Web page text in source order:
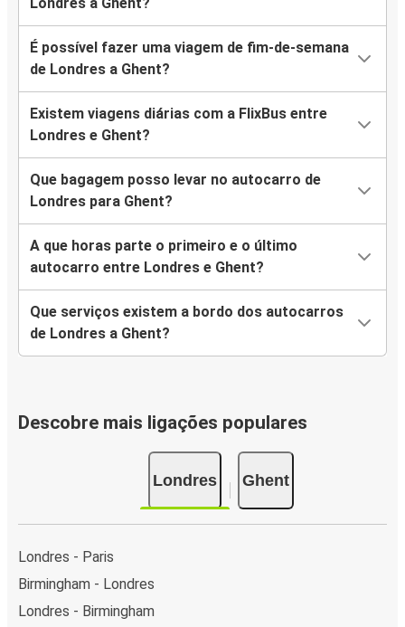
É possível fazer uma viagem de fim-de-semana
de Londres a Ghent?
Existem viagens diárias com a FlixBus entre
Londres e Ghent?
Que bagagem posso levar no autocarro de
Londres para Ghent?
A que horas parte o primeiro e o último
autocarro entre Londres e Ghent?
Que serviços existem a bordo dos autocarros
de Londres a Ghent?
Descobre mais ligações populares
Londres Ghent
Londres - Paris
Birmingham - Londres
Londres - Birmingham